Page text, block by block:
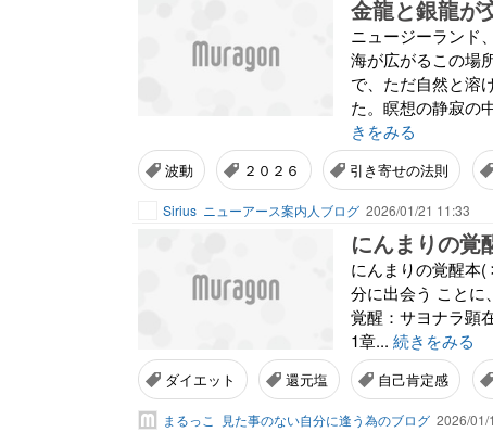
金龍と銀龍が
ニュージーランド
海が広がるこの場
で、ただ自然と溶
た。瞑想の静寂の
きをみる
波動 ２０２６ 引き寄せの法則
Sirius ニューアース案内人ブログ 2026/01/21 11:33
にんまりの
にんまりの覚醒
分に出会う こと
覚醒：サヨナラ顕
1章... 続きをみる
ダイエット 還元塩 自己肯定感
まるっこ 見た事のない自分に逢う為のブログ 2026/01/